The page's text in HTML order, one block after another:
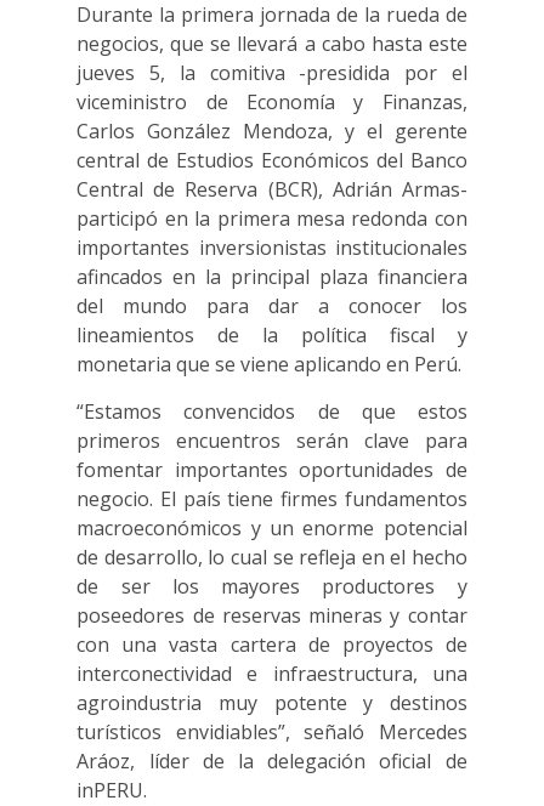
Durante la primera jornada de la rueda de
negocios, que se llevará a cabo hasta este
jueves 5, la comitiva -presidida por el
viceministro de Economía y Finanzas,
Carlos González Mendoza, y el gerente
central de Estudios Económicos del Banco
Central de Reserva (BCR), Adrián Armas-
participó en la primera mesa redonda con
importantes inversionistas institucionales
afincados en la principal plaza financiera
del mundo para dar a conocer los
lineamientos de la política fiscal y
monetaria que se viene aplicando en Perú.
“Estamos convencidos de que estos
primeros encuentros serán clave para
fomentar importantes oportunidades de
negocio. El país tiene firmes fundamentos
macroeconómicos y un enorme potencial
de desarrollo, lo cual se refleja en el hecho
de ser los mayores productores y
poseedores de reservas mineras y contar
con una vasta cartera de proyectos de
interconectividad e infraestructura, una
agroindustria muy potente y destinos
turísticos envidiables”, señaló Mercedes
Aráoz, líder de la delegación oficial de
inPERU.